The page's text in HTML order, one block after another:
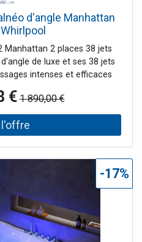
d'angle Manhattan
Manhattan 2 places 38 jets
de luxe et ses 38 jets
intenses et efficaces
style moderne. Le + : Le bac
balnéo à led vous
de toilettes ou serviettes
de main !
€ 1 890,00 €
-17%